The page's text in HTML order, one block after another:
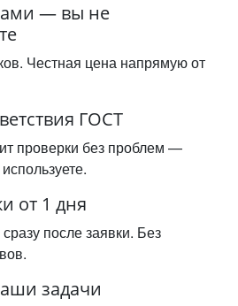
— вы не
Честная цена напрямую от
ГОСТ
проверки без проблем —
от 1 дня
после заявки. Без
задачи